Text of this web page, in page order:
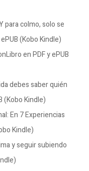
para colmo, solo se
(Kobo Kindle)
en PDF y ePUB
debes saber quién
(Kobo Kindle)
En 7 Experiencias
Kindle)
y seguir subiendo